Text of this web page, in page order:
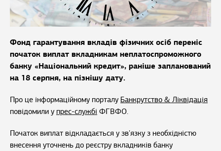
Фонд гарантування вкладів фізичних осіб переніс
початок виплат вкладникам неплатоспроможного
банку «Національний кредит», раніше запланований
на 18 серпня, на пізнішу дату.
Про це інформаційному порталу Банкрутство & Ліквідація
повідомили у прес-службі ФГВФО.
Початок виплат відкладається у зв'язку з необхідністю
внесення уточнень до реєстру вкладників банку